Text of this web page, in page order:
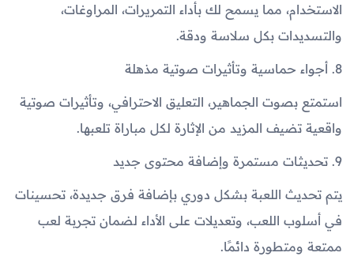
الاستخدام، مما يسمح لك بأداء التمريرات، المراوغات،
والتسديدات بكل سلاسة ودقة.
8. أجواء حماسية وتأثيرات صوتية مذهلة
استمتع بصوت الجماهير، التعليق الاحترافي، وتأثيرات صوتية
واقعية تضيف المزيد من الإثارة لكل مباراة تلعبها.
9. تحديثات مستمرة وإضافة محتوى جديد
يتم تحديث اللعبة بشكل دوري بإضافة فرق جديدة، تحسينات
في أسلوب اللعب، وتعديلات على الأداء لضمان تجربة لعب
ممتعة ومتطورة دائمًا.